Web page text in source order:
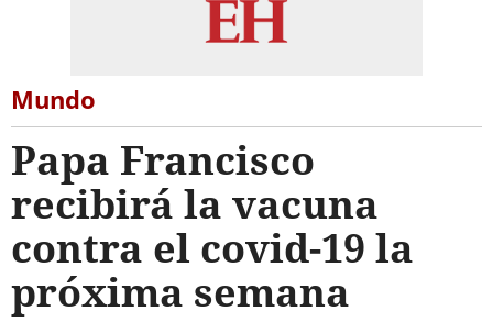
Mundo
Papa Francisco
recibirá la vacuna
contra el covid-19 la
próxima semana